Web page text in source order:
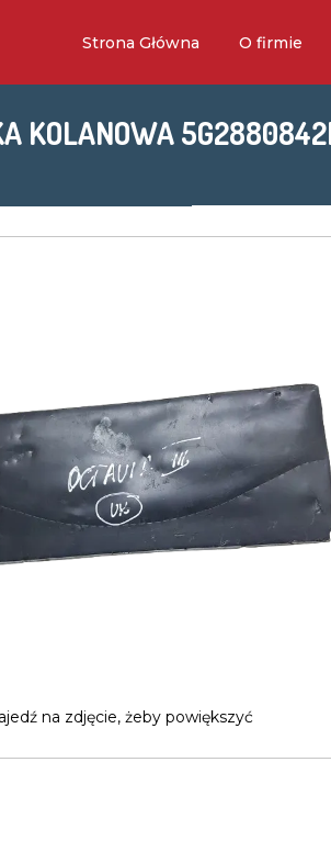
Strona Główna O firmie
KOLANOWA
na zdjęcie, żeby powiększyć